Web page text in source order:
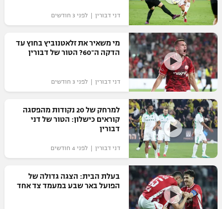
תנאי שימוש
מדיניות פרטיות
תקנון פעילות ספורט 1
רשיון להקרנה פומבית לבית עסק
הצטרפות לחבילת הערוצים
לוח דרושים – ג'ובנט
תגיות
המגזין
ספורט אתגרי ואקסטרים
אומנויות לחימה
גיימינג E-Sports
דני דבורין | לפני 3 חודשים
מי משאיר את זלאטנוביץ בחוץ עד
הדקה ה־60? הטור של דבורין
דני דבורין | לפני 3 חודשים
למרחק של 20 נקודות מהפסגה
קוראים כישלון: הטור של דני
דבורין
דני דבורין | לפני 4 חודשים
בעלת הבית: הצגה גדולה של
הפועל באר שבע במעמד צד אחד